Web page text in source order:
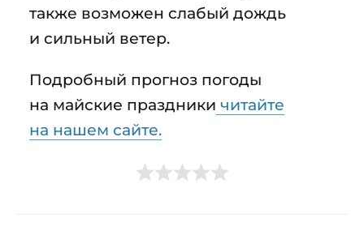
также возможен слабый дождь
и сильный ветер.
Подробный прогноз погоды
на майские праздники читайте
на нашем сайте.